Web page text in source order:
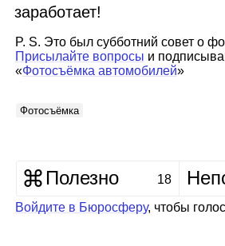
заработает!
P. S. Это был субботний совет о
Присылайте вопросы и
«Фотосъёмка автомобилей»
Фотосъёмка
Полезно 18
Войдите в Бюросферу, чтобы